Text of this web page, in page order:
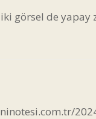
görsel de yapay